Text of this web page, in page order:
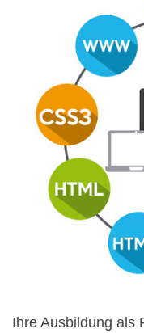
Ihre Ausbildung als